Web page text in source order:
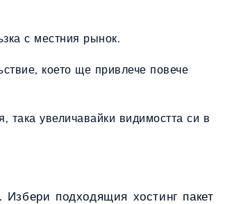
с местния рынок.
което ще привлече повече
увеличавайки видимостта си в
подходящия хостинг пакет